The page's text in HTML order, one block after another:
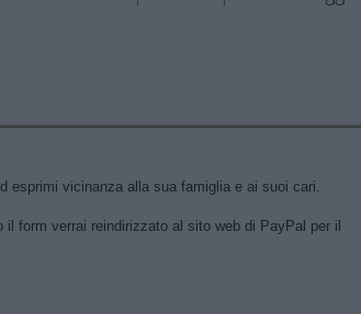
esprimi vicinanza alla sua famiglia e ai suoi cari.
form verrai reindirizzato al sito web di PayPal per il